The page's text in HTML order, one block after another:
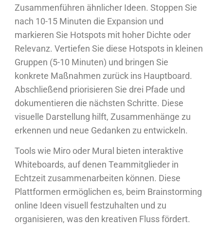
Zusammenführen ähnlicher Ideen. Stoppen Sie
nach 10-15 Minuten die Expansion und
markieren Sie Hotspots mit hoher Dichte oder
Relevanz. Vertiefen Sie diese Hotspots in kleinen
Gruppen (5-10 Minuten) und bringen Sie
konkrete Maßnahmen zurück ins Hauptboard.
Abschließend priorisieren Sie drei Pfade und
dokumentieren die nächsten Schritte. Diese
visuelle Darstellung hilft, Zusammenhänge zu
erkennen und neue Gedanken zu entwickeln.
Tools wie Miro oder Mural bieten interaktive
Whiteboards, auf denen Teammitglieder in
Echtzeit zusammenarbeiten können. Diese
Plattformen ermöglichen es, beim Brainstorming
online Ideen visuell festzuhalten und zu
organisieren, was den kreativen Fluss fördert.